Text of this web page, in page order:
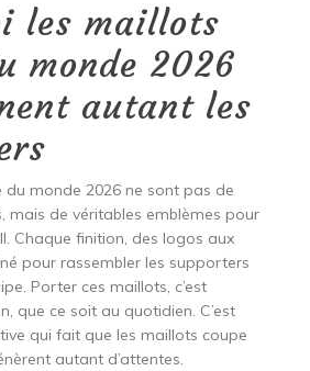
les maillots
monde 2026
autant les
du monde 2026 ne sont pas de
mais de véritables emblèmes pour
Chaque finition, des logos aux
pour rassembler les supporters
Porter ces maillots, c’est
que ce soit au quotidien. C’est
qui fait que les maillots coupe
autant d’attentes.